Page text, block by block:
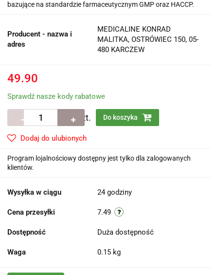
bazujące na standardzie farmaceutycznym GMP oraz HACCP.
Producent - nazwa i
adres
MEDICALINE KONRAD
MALITKA, OSTRÓWIEC 150, 05-
480 KARCZEW
49.90
Sprawdź nasze kody rabatowe
szt. Do koszyka
Dodaj do ulubionych
Program lojalnościowy dostępny jest tylko dla zalogowanych
klientów.
Wysyłka w ciągu 24 godziny
Cena przesyłki 7.49
Dostępność Duża dostępność
Waga 0.15 kg